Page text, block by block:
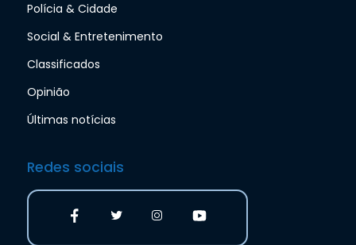
Polícia & Cidade
Social & Entretenimento
Classificados
Opinião
Últimas notícias
Redes sociais